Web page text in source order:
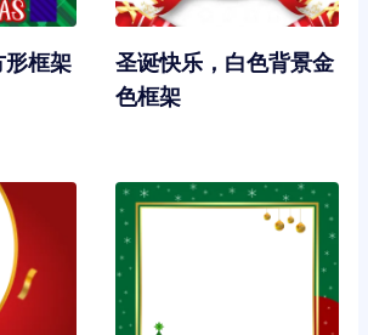
形框架
圣诞快乐，白色背景金
色框架